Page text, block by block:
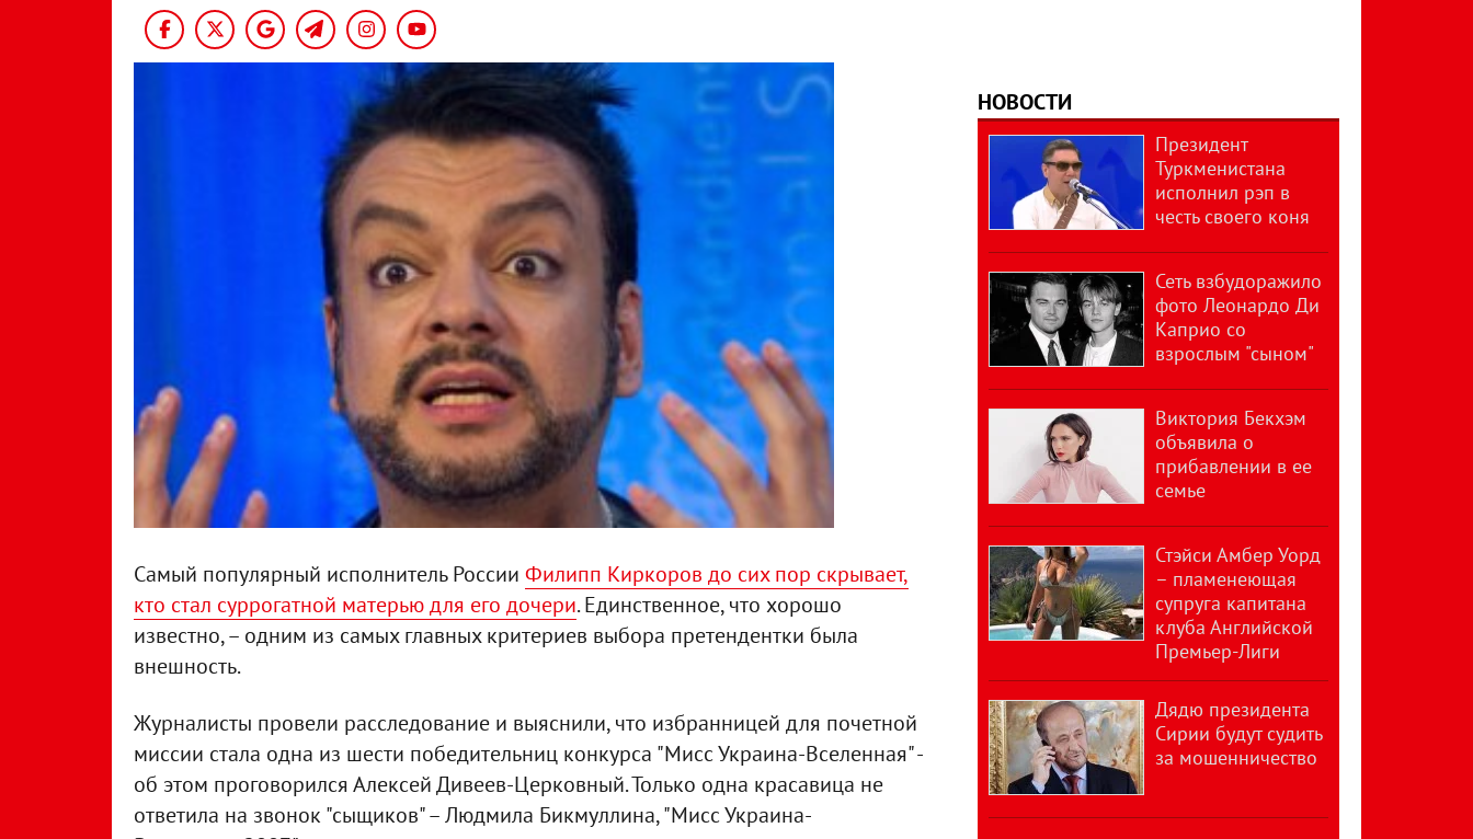
Самый популярный исполнитель России Филипп Киркоров до сих пор скрывает,
кто стал суррогатной матерью для его дочери. Единственное, что хорошо
известно, – одним из самых главных критериев выбора претендентки была
внешность.
Журналисты провели расследование и выяснили, что избранницей для почетной
миссии стала одна из шести победительниц конкурса "Мисс Украина-Вселенная" -
об этом проговорился Алексей Дивеев-Церковный. Только одна красавица не
ответила на звонок "сыщиков" – Людмила Бикмуллина, "Мисс Украина-
НОВОСТИ
Президент
Туркменистана
исполнил рэп в
честь своего коня
Сеть взбудоражило
фото Леонардо Ди
Каприо со
взрослым "сыном"
Виктория Бекхэм
объявила о
прибавлении в ее
семье
Стэйси Амбер Уорд
– пламенеющая
супруга капитана
клуба Английской
Премьер-Лиги
Дядю президента
Сирии будут судить
за мошенничество